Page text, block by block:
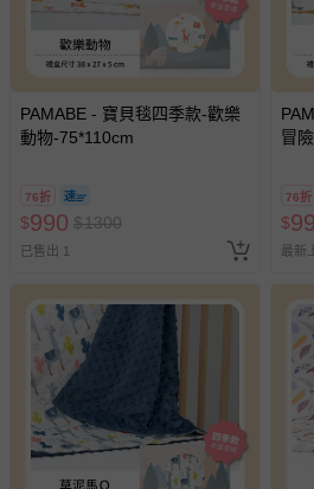
PAMABE - 寶貝毯四季款-歡樂
動物-75*110cm
76折
$990 $1300
已售出 1
冒
76折
$
最新